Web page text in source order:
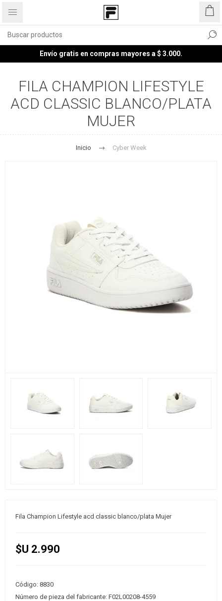
Envío gratis en compras mayores a $ 3.000.
FILA CHAMPION LIFESTYLE
ACD CLASSIC BLANCO/PLATA
MUJER
Inicio Cyber Week
Fila Champion Lifestyle acd classic blanco/plata Mujer
$U 2.990
Código: 8830
Número de pieza del fabricante: F02L00208-4559